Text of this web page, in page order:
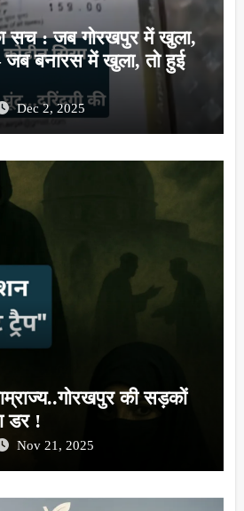
सच : जब गोरखपुर में खुला,
बनारस में खुला, तो हुई
Dec 2, 2025
की सड़कों
डर !
Nov 21, 2025